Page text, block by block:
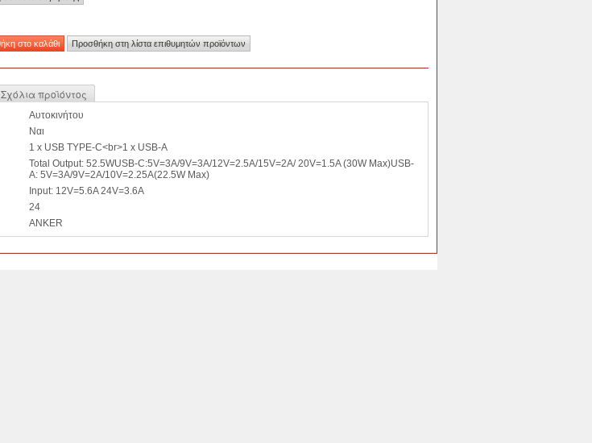
Σχόλια προϊόντος
Αυτοκινήτου
Ναι
1 x USB TYPE-C<br>1 x USB-A
Total Output: 52.5WUSB-C:5V=3A/9V=3A/12V=2.5A/15V=2A/ 20V=1.5A (30W Max)USB-
A: 5V=3A/9V=2A/10V=2.25A(22.5W Max)
Input: 12V=5.6A 24V=3.6A
24
ANKER